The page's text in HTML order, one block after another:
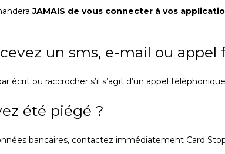
JAMAIS de vous connecter à vos
un sms, e-mail ou appel
écrit ou raccrocher s’il s’agit d’un appel
été piégé ?
bancaires, contactez immédiatement Card